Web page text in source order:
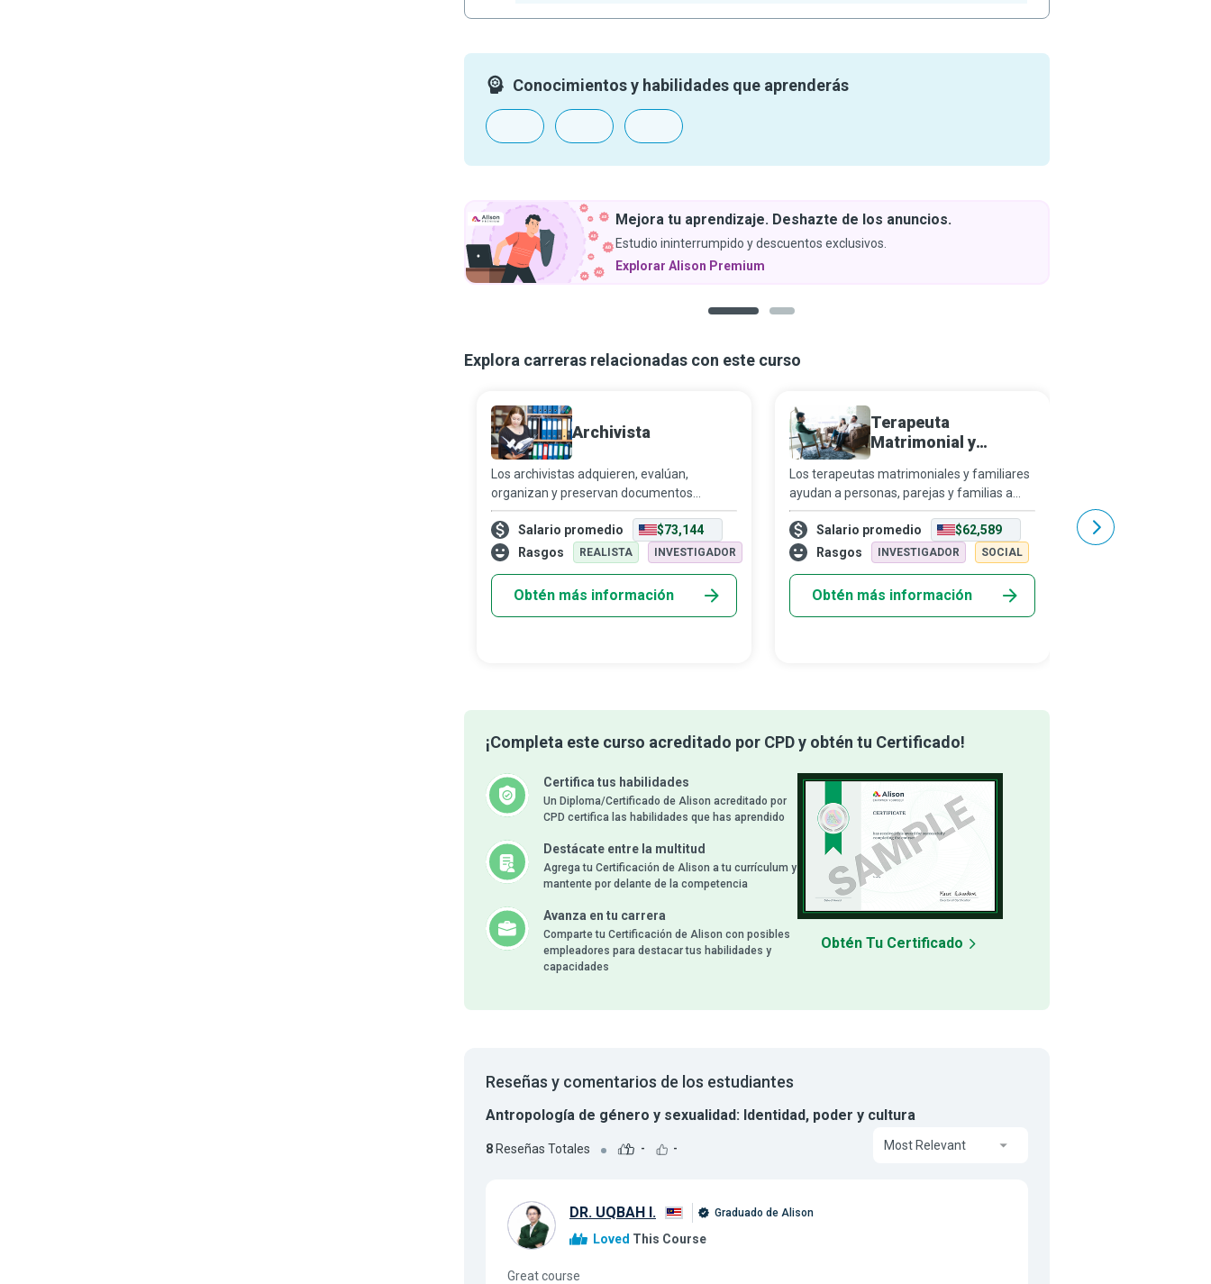
Conocimientos y habilidades que aprenderás
Mejora tu aprendizaje. Deshazte de los anuncios.
Estudio ininterrumpido y descuentos exclusivos.
Explorar Alison Premium
Explora carreras relacionadas con este curso
Archivista
Los archivistas adquieren, evalúan,
organizan y preservan documentos
valiosos y frágiles, así como otros
materiales que poseen un valor histórico y
cultural para personas, organizaciones y
Salario promedio
$73,144
Rasgos
REALISTA INVESTIGADOR
Obtén más información
Terapeuta
Matrimonial y
Los terapeutas matrimoniales y familiares
ayudan a personas, parejas y familias a
entender que el amor es un proceso
constante de sintonizar, conectar, fallar,
malinterpretar señales, desconectarse, r
Salario promedio
$62,589
Rasgos
INVESTIGADOR SOCIAL
Obtén más información
personas famosas?
Como investigador
recopila información
Salario promedio
¡Completa este curso acreditado por CPD y obtén tu Certificado!
Certifica tus habilidades
Un Diploma/Certificado de Alison acreditado por
CPD certifica las habilidades que has aprendido
Destácate entre la multitud
Agrega tu Certificación de Alison a tu currículum y
mantente por delante de la competencia
Avanza en tu carrera
Comparte tu Certificación de Alison con posibles
empleadores para destacar tus habilidades y
capacidades
Obtén Tu Certificado
Reseñas y comentarios de los estudiantes
Antropología de género y sexualidad: Identidad, poder y cultura
8Reseñas Totales - - Most Relevant
DR. UQBAH I. Graduado de Alison
Loved This Course
Great course